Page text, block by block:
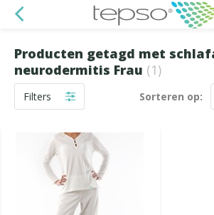
Producten getagd met
neurodermitis Frau (1)
Filters Sorteren op: